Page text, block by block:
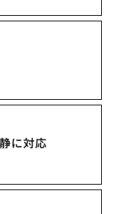
に対応